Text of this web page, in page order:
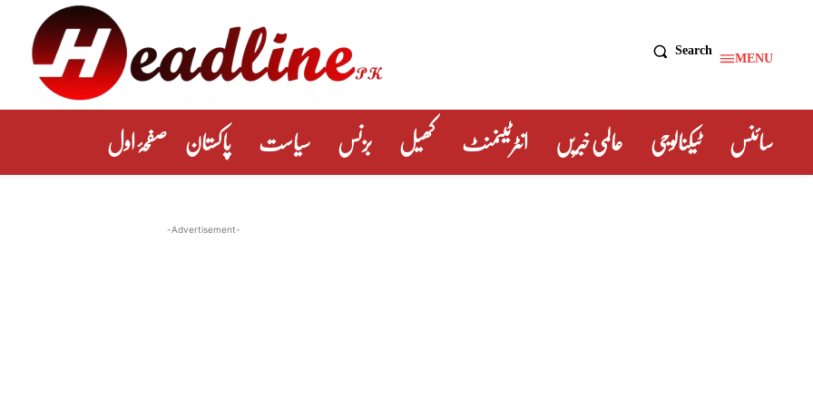
MENU
Search
سائنس ٹیکنالوجی عالمی خبریں انٹرٹینمنٹ کھیل بزنس سیاست پاکستان صفحۂ اول
-Advertisement-